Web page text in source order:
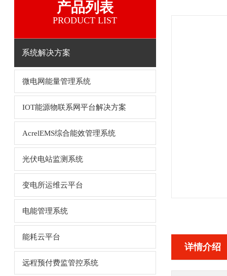
产品列表
PRODUCT LIST
系统解决方案
微电网能量管理系统
IOT能源物联系网平台解决方案
AcrelEMS综合能效管理系统
光伏电站监测系统
变电所运维云平台
电能管理系统
能耗云平台
远程预付费监管控系统
详情介绍